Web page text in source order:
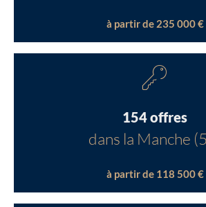
à partir de 235 000 €
154 offres
dans la Manche
à partir de 118 500 €